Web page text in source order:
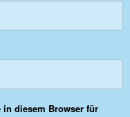
in diesem Browser für